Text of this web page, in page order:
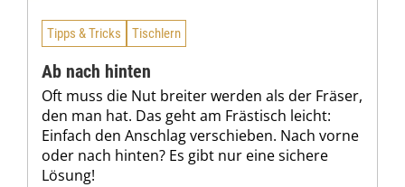
Tipps & Tricks Tischlern
Ab nach hinten
Oft muss die Nut breiter werden als der Fräser,
den man hat. Das geht am Frästisch leicht:
Einfach den Anschlag verschieben. Nach vorne
oder nach hinten? Es gibt nur eine sichere
Lösung!